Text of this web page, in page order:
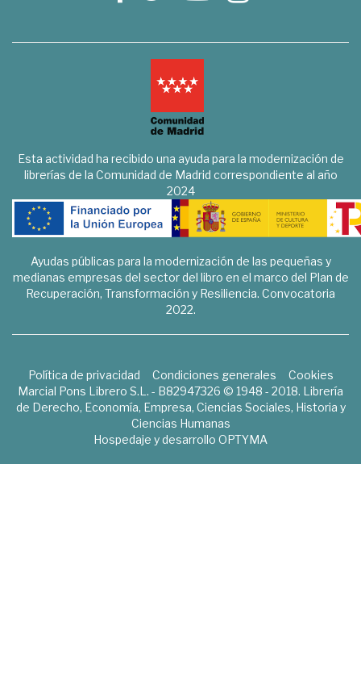
Esta actividad ha recibido una ayuda para la modernización de
librerías de la Comunidad de Madrid correspondiente al año
2024
Ayudas públicas para la modernización de las pequeñas y
medianas empresas del sector del libro en el marco del Plan de
Recuperación, Transformación y Resiliencia. Convocatoria
2022.
Política de privacidad Condiciones generales
Cookies
Marcial Pons Librero S.L. - B82947326 © 1948 - 2018. Librería
de Derecho, Economía, Empresa, Ciencias Sociales, Historia y
Ciencias Humanas
Hospedaje y desarrollo OPTYMA